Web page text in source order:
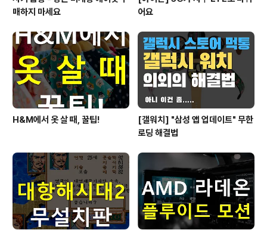
매하지 마세요
어요
H&M에서 옷 살 때, 꿀팁!
[갤워치] "삼성 앱 업데이트" 무한
로딩 해결법